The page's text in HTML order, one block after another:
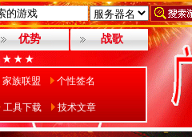
优势 战歌
★ ★ ★
家族联盟 个性签名
工具下载 技术文章